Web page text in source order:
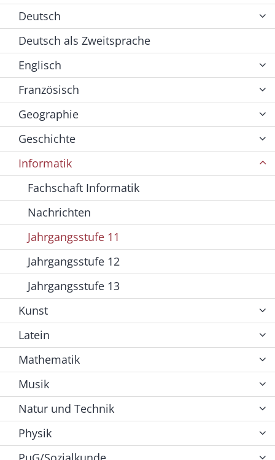
Deutsch
Deutsch als Zweitsprache
Englisch
Französisch
Geographie
Geschichte
Informatik
Fachschaft Informatik
Nachrichten
Jahrgangsstufe 11
Jahrgangsstufe 12
Jahrgangsstufe 13
Kunst
Latein
Mathematik
Musik
Natur und Technik
Physik